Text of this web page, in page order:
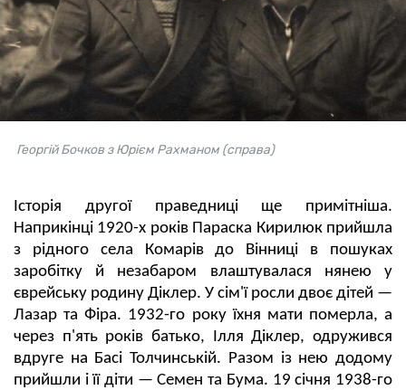
Георгій Бочков з Юрієм Рахманом (справа)
Історія другої праведниці ще примітніша.
Наприкінці 1920-х років Параска Кирилюк прийшла
з рідного села Комарів до Вінниці в пошуках
заробітку й незабаром влаштувалася нянею у
єврейську родину Діклер. У сім'ї росли двоє дітей —
Лазар та Фіра. 1932-го року їхня мати померла, а
через п'ять років батько, Ілля Діклер, одружився
вдруге на Басі Толчинській. Разом із нею додому
прийшли і її діти — Семен та Бума. 19 січня 1938-го